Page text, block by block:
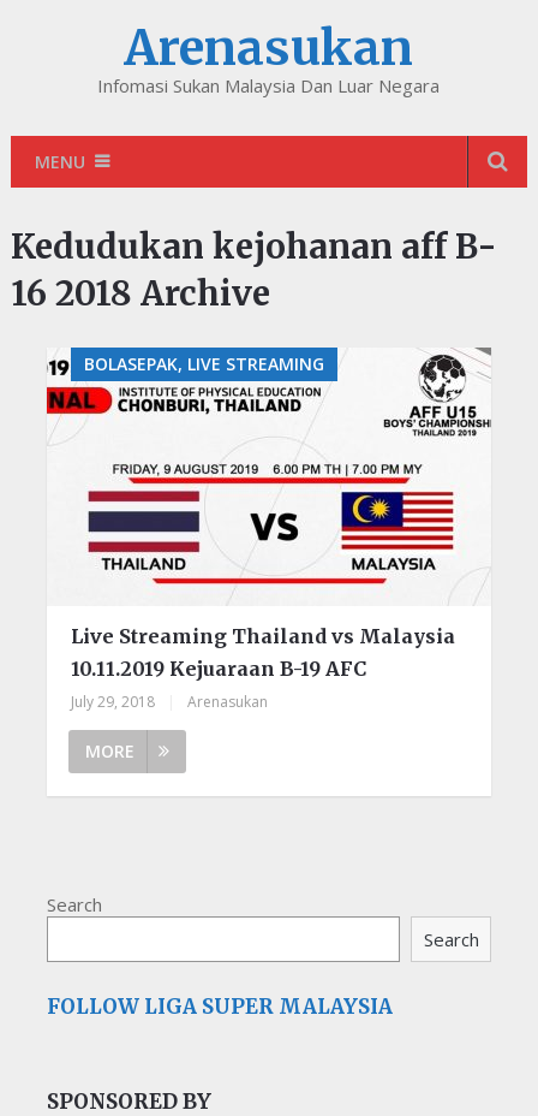
Arenasukan
Infomasi Sukan Malaysia Dan Luar Negara
MENU
Kedudukan kejohanan aff B-
16 2018 Archive
BOLASEPAK, LIVE STREAMING
Live Streaming Thailand vs Malaysia
10.11.2019 Kejuaraan B-19 AFC
July 29, 2018 Arenasukan
MORE
Search
Search
FOLLOW LIGA SUPER MALAYSIA
SPONSORED BY